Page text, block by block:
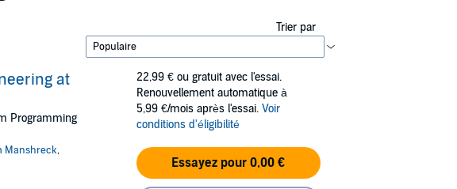
Trier par
at
Programming
Manshreck,
22,99 € ou gratuit avec l'essai.
Renouvellement automatique à
5,99 €/mois après l'essai. Voir
conditions d'éligibilité
Essayez pour 0,00 €